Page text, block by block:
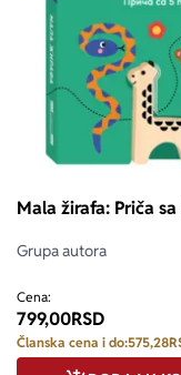
Mala žirafa: Priča
Grupa autora
Cena:
799,00RSD
Članska cena i do:575,28